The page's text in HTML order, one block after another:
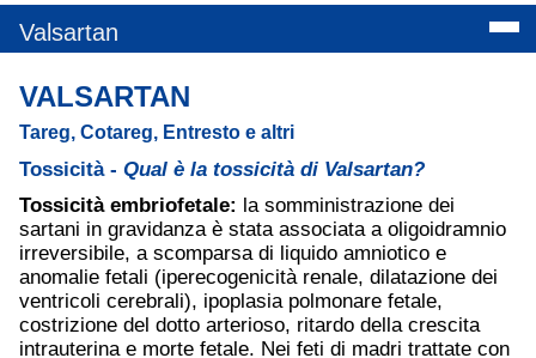
Valsartan
VALSARTAN
Tareg, Cotareg, Entresto e altri
Tossicità - Qual è la tossicità di Valsartan?
Tossicità embriofetale: la somministrazione dei
sartani in gravidanza è stata associata a oligoidramnio
irreversibile, a scomparsa di liquido amniotico e
anomalie fetali (iperecogenicità renale, dilatazione dei
ventricoli cerebrali), ipoplasia polmonare fetale,
costrizione del dotto arterioso, ritardo della crescita
intrauterina e morte fetale. Nei feti di madri trattate con